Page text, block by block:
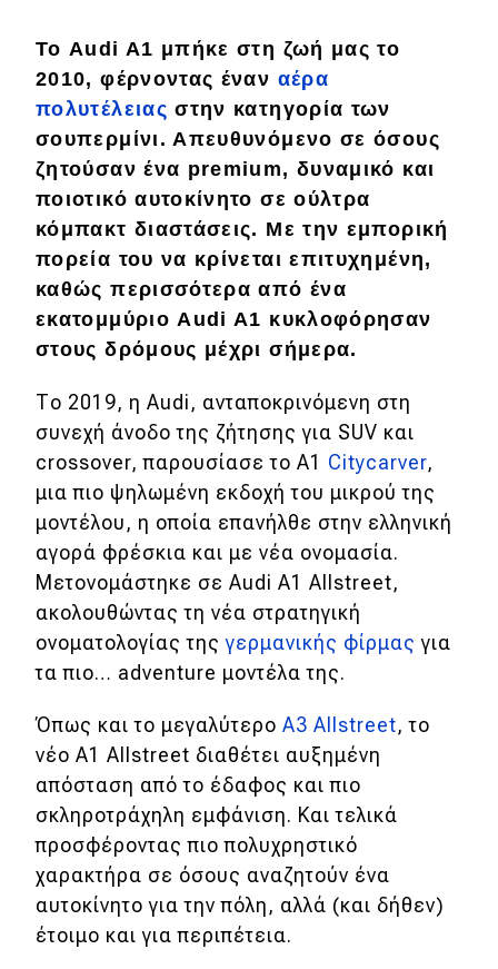
Τεχνολογία
Ασφάλεια
Αγορά
Απόψεις
Test Drive
Δοκιμή
Συγκρίνουμε
Αγώνες
Formula 1
WRC
Motorsport
Eco
Νέα
Τεχνολογία
Mobility
Σταθμοί φόρτισης
Το Audi A1 μπήκε στη ζωή μας το
2010, φέρνοντας έναν αέρα
πολυτέλειας στην κατηγορία των
σουπερμίνι. Απευθυνόμενο σε όσους
ζητούσαν ένα premium, δυναμικό και
ποιοτικό αυτοκίνητο σε ούλτρα
κόμπακτ διαστάσεις. Με την εμπορική
πορεία του να κρίνεται επιτυχημένη,
καθώς περισσότερα από ένα
εκατομμύριο Audi A1 κυκλοφόρησαν
στους δρόμους μέχρι σήμερα.
Το 2019, η Audi, ανταποκρινόμενη στη
συνεχή άνοδο της ζήτησης για SUV και
crossover, παρουσίασε το A1 Citycarver,
μια πιο ψηλωμένη εκδοχή του μικρού της
μοντέλου, η οποία επανήλθε στην ελληνική
αγορά φρέσκια και με νέα ονομασία.
Μετονομάστηκε σε Audi A1 Αllstreet,
ακολουθώντας τη νέα στρατηγική
ονοματολογίας τηςγερμανικής φίρμας για
τα πιο… adventure μοντέλα της.
Όπως και το μεγαλύτερο A3 Allstreet, το
νέο A1 Αllstreet διαθέτει αυξημένη
απόσταση από το έδαφος και πιο
σκληροτράχηλη εμφάνιση. Και τελικά
προσφέροντας πιο πολυχρηστικό
χαρακτήρα σε όσους αναζητούν ένα
αυτοκίνητο για την πόλη, αλλά (και δήθεν)
έτοιμο και για περιπέτεια.